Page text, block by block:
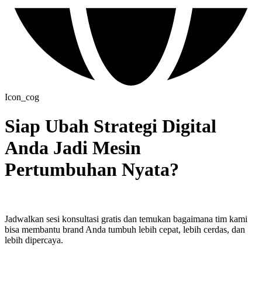
Icon_cog
Siap Ubah Strategi Digital
Anda Jadi Mesin
Pertumbuhan Nyata?
Jadwalkan sesi konsultasi gratis dan temukan bagaimana tim kami
bisa membantu brand Anda tumbuh lebih cepat, lebih cerdas, dan
lebih dipercaya.